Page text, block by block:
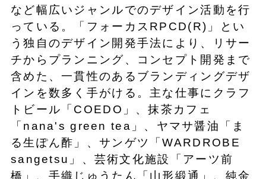
など幅広いジャンルでのデザイン活動を行
っている。「フォーカスRPCD(R)」とい
う独自のデザイン開発手法により、リサー
チからプランニング、コンセプト開発まで
含めた、一貫性のあるブランディングデザ
インを数多く手がける。主な仕事にクラフ
トビール「COEDO」、抹茶カフェ
「nana's green tea」、ヤマサ醤油「ま
る生ぽん酢」、サンゲツ「WARDROBE
sangetsu」、芸術文化施設「アーツ前
橋」、手織じゅうたん「山形緞通」、純金